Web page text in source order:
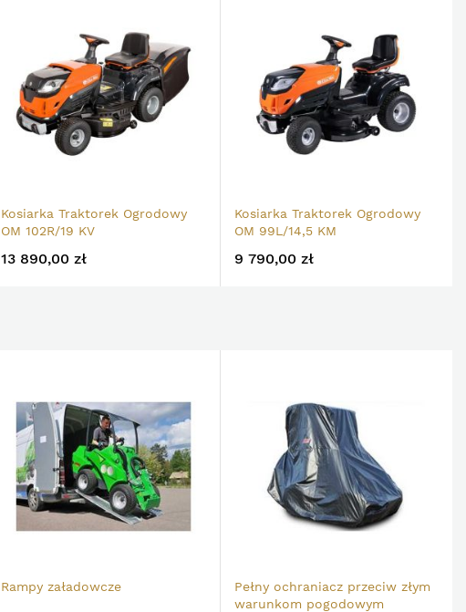
Kosiarka Traktorek Ogrodowy
OM 102R/19 KV
13 890,00 zł
Kosiarka Traktorek Ogrodowy
OM 99L/14,5 KM
9 790,00 zł
Rampy załadowcze
Pełny ochraniacz przeciw złym
warunkom pogodowym